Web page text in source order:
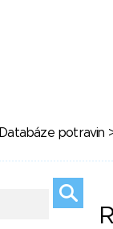
Databáze potravin